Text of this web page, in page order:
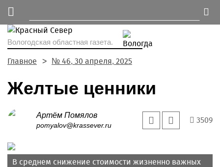
Вологодская областная газета.
Главное № 46, 30 апреля, 2025
Желтые ценники
Артём Помялов
pomyalov@krassever.ru
3509
В среднем снижение стоимости жизненно важных